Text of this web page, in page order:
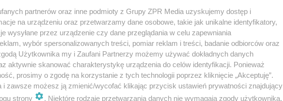
Jesteś jak ci, którzy wydawali Żydów nazistom w okresie II wojny
Tak przynaj…
dodano 20-10-2020
maseczki? Już się od tego nie wykręcisz! Będzie
partnerów oraz inne podmioty z Grupy ZPR Media uzyskujemy dostęp i
na urządzeniu oraz przetwarzamy dane osobowe, takie jak unikalne identyfikatory,
wysyłane przez urządzenie czy dane przeglądania w celu zapewniania
wybór spersonalizowanych treści, pomiar reklam i treści, badanie odbiorców oraz
Użytkownika my i Zaufani Partnerzy możemy używać dokładnych danych
aktywnie skanować charakterystykę urządzenia do celów identyfikacji. Ponieważ
prosimy o zgodę na korzystanie z tych technologii poprzez kliknięcie „Akceptuję”.
i zawsze możesz ją zmienić/wycofać klikając przycisk ustawień prywatności znajdujący
strony
. Niektóre rodzaje przetwarzania danych nie wymagają zgody użytkownika,